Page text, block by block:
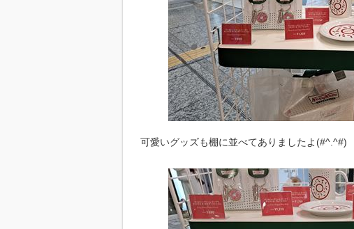
可愛いグッズも棚に並べてありましたよ(#^.^#)